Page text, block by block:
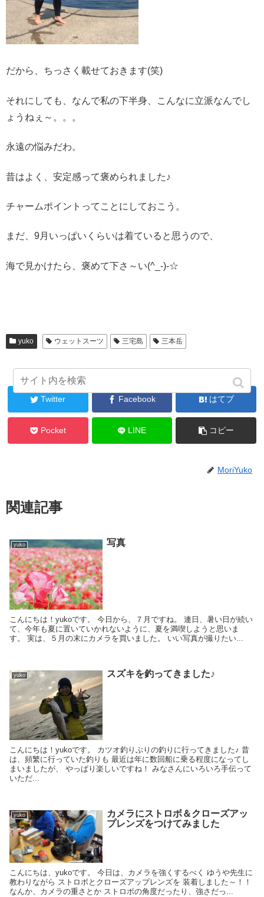
だから、ちっさく載せておきます(笑)
それにしても、なんで私の下半身、こんなに立派なんでし
ょうねぇ～。。。
永遠の悩みだわ。
昔はよく、安定感って褒められました♪
チャームポイントってことにしておこう。
まだ、9月いっぱいくらいは着ていると思うので、
海で見かけたら、褒めて下さ～い(^_-)-☆
yuko ウェットスーツ 三宅島 三本岳
Twitter Facebook はてブ
Pocket LINE コピー
MoriYuko
関連記事
yuko 写真
こんにちは！yukoです。 今日から、７月ですね。 連日、暑い日が続い
て、今年も夏に置いていかれないように、夏を満喫しようと思いま
す。 実は、５月の末にカメラを買いました。 いい写真が撮りたい...
yuko スズキを釣ってきました♪
こんにちは！yukoです。 カツオ釣りぶりの釣りに行ってきました♪ 昔
は、頻繁に行っていた釣りも 最近は年に数回船に乗る程度になってし
まいましたが、 やっぱり楽しいですね！ みなさんにいろいろ手伝って
いただ...
yuko
カメラにストロボ＆クローズアッ
プレンズをつけてみました
こんにちは、yukoです。 今日は、カメラを強くするべく ゆうや先生に
教わりながら ストロボとクローズアップレンズを 装着しました～！！
なんか、カメラの重さとか ストロボの角度だったり、強さだっ...